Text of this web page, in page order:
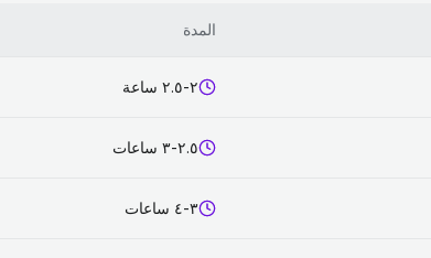
المدة
٢-٢.٥ ساعة
٢.٥-٣ ساعات
٣-٤ ساعات